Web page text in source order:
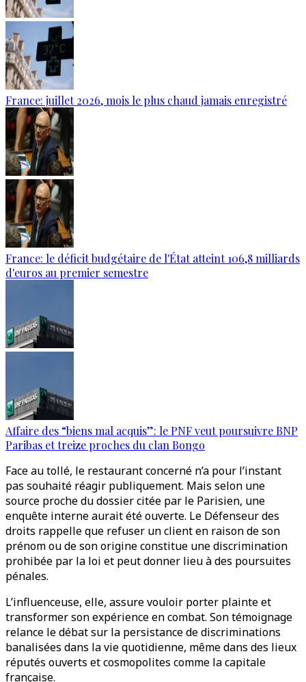
France: juillet 2026, mois le plus chaud jamais enregistré
France: le déficit budgétaire de l'État atteint 106,8 milliards
d'euros au premier semestre
Affaire des “biens mal acquis”: le PNF veut poursuivre BNP
Paribas et treize proches du clan Bongo
Face au tollé, le restaurant concerné n’a pour l’instant
pas souhaité réagir publiquement. Mais selon une
source proche du dossier citée par le Parisien, une
enquête interne aurait été ouverte. Le Défenseur des
droits rappelle que refuser un client en raison de son
prénom ou de son origine constitue une discrimination
prohibée par la loi et peut donner lieu à des poursuites
pénales.
L’influenceuse, elle, assure vouloir porter plainte et
transformer son expérience en combat. Son témoignage
relance le débat sur la persistance de discriminations
banalisées dans la vie quotidienne, même dans des lieux
réputés ouverts et cosmopolites comme la capitale
française.